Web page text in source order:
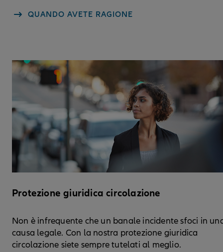
QUANDO AVETE RAGIONE
Protezione giuridica circolazione
Non è infrequente che un banale incidente sfoci in
causa legale. Con la nostra protezione giuridica
circolazione siete sempre tutelati al meglio.